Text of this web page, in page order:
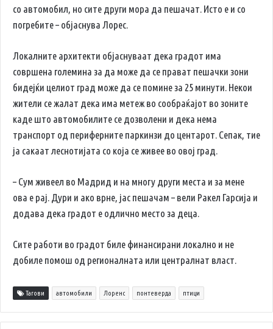
со автомобил, но сите други мора да пешачат. Исто е и со
погребите – објаснува Лорес.
Локалните архитекти објаснуваат дека градот има
совршена големина за да може да се прават пешачки зони
бидејќи целиот град може да се помине за 25 минути. Некои
жители се жалат дека има метеж во сообраќајот во зоните
каде што автомобилите се дозволени и дека нема
транспорт од периферните паркинзи до центарот. Сепак, тие
ја сакаат леснотијата со која се живее во овој град.
– Сум живеел во Мадрид и на многу други места и за мене
ова е рај. Дури и ако врне, јас пешачам – вели Ракел Гарсија и
додава дека градот е одлично место за деца.
Сите работи во градот биле финансирани локално и не
добиле помош од регионалната или централнат власт.
Тагови автомобили Лоренс понтеверда птици